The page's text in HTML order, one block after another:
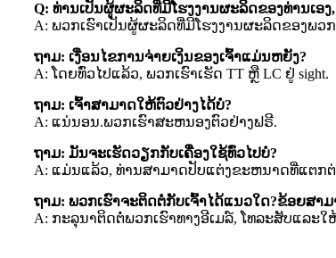
Q: ທ່ານເປັນຜູ້ຜະລິດທີ່ມີໂຮງງານຜະລິດຂອງທ່ານເ
A: ພວກເຮົາເປັນຜູ້ຜະລິດທີ່ມີໂຮງງານຜະລິດຂອງພວກ
ຖາມ: ເງື່ອນໄຂການຈ່າຍເງິນຂອງເຈົ້າແມ່ນຫຍັງ?
A: ໂດຍທົ່ວໄປແລ້ວ, ພວກເຮົາເຮັດ TT ຫຼື LC ຢູ່ sight.
ຖາມ: ເຈົ້າສາມາດໃຫ້ຕົວຢ່າງໄດ້ບໍ?
A: ແນ່ນອນ.ພວກເຮົາສະຫນອງຕົວຢ່າງຟຣີ.
ຖາມ: ມັນຈະເຮັດວຽກກັບເຄື່ອງໃຊ້ທົ່ວໄປບໍ?
A: ແມ່ນແລ້ວ, ທ່ານສາມາດປັບແຕ່ງຂະຫນາດທີ່ແຕກ
ຖາມ: ພວກເຮົາຈະຕິດຕໍ່ກັບເຈົ້າໄດ້ແນວໃດ?ຂ້ອຍສາ
A: ກະລຸນາຕິດຕໍ່ພວກເຮົາທາງອີເມລ໌, ໂທລະສັບແລະໃ